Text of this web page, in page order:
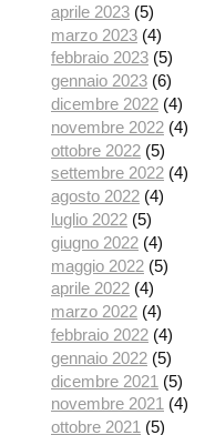
aprile 2023 (5)
marzo 2023 (4)
febbraio 2023 (5)
gennaio 2023 (6)
dicembre 2022 (4)
novembre 2022 (4)
ottobre 2022 (5)
settembre 2022 (4)
agosto 2022 (4)
luglio 2022 (5)
giugno 2022 (4)
maggio 2022 (5)
aprile 2022 (4)
marzo 2022 (4)
febbraio 2022 (4)
gennaio 2022 (5)
dicembre 2021 (5)
novembre 2021 (4)
ottobre 2021 (5)